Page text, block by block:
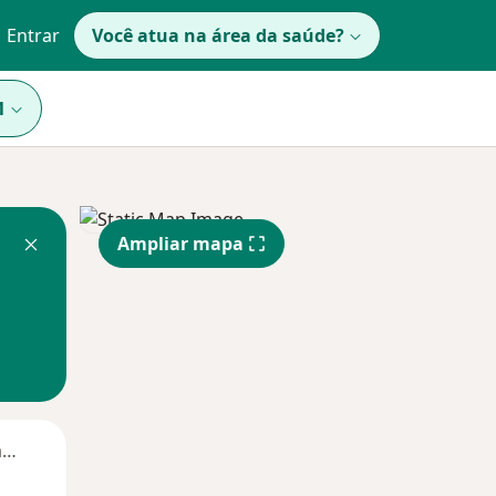
Entrar Você atua na área da saúde?
Segunda-feira
Ampliar mapa